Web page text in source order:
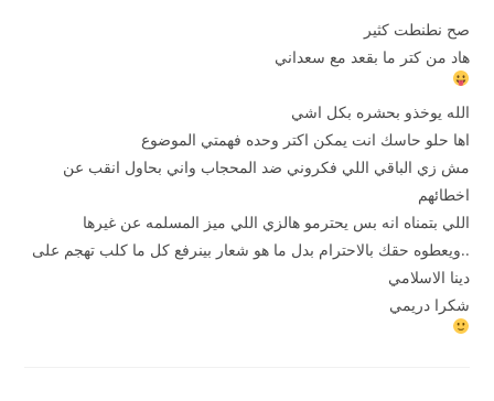
صح نطنطت كثير
هاد من كتر ما بقعد مع سعداني
الله يوخذو بحشره بكل اشي
اها حلو حاسك انت يمكن اكتر وحده فهمتي الموضوع
مش زي الباقي اللي فكروني ضد المحجاب واني بحاول انقب عن
اخطائهم
اللي بتمناه انه بس يحترمو هالزي اللي ميز المسلمه عن غيرها
..ويعطوه حقك بالاحترام بدل ما هو شعار بينرفع كل ما كلب تهجم على
دينا الاسلامي
شكرا دريمي